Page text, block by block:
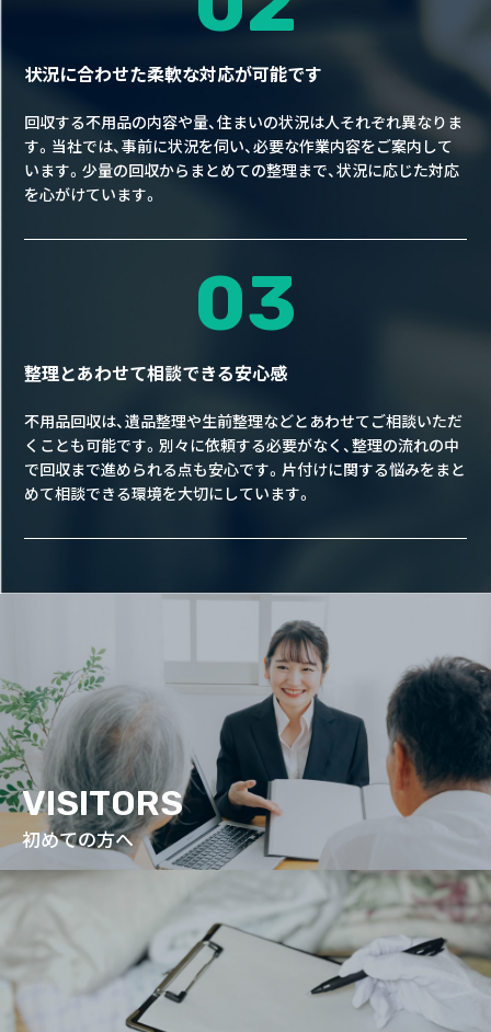
状況に合わせた柔軟な対応が可能です
回収する不用品の内容や量、住まいの状況は人それぞれ異なりま
す。当社では、事前に状況を伺い、必要な作業内容をご案内して
います。少量の回収からまとめての整理まで、状況に応じた対応
を心がけています。
03
整理とあわせて相談できる安心感
不用品回収は、遺品整理や生前整理などとあわせてご相談いただ
くことも可能です。別々に依頼する必要がなく、整理の流れの中
で回収まで進められる点も安心です。片付けに関する悩みをまと
めて相談できる環境を大切にしています。
VISITORS
初めての方へ